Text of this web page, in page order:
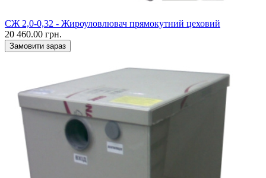
CЖ 2,0-0,32 - Жироуловлювач прямокутний цеховий
20 460.00 грн.
Замовити зараз